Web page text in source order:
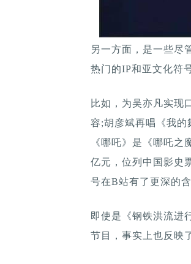
另一方面，是一些尽
热门的IP和亚文化符
比如，为吴亦凡实现
容;胡彦斌再唱《我的
《哪吒》是《哪吒
亿元，位列中国影史
号在B站有了更深的
即使是《钢铁洪流进
节目，事实上也反映